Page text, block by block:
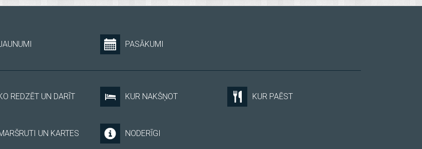
PASĀKUMI
REDZĒT UN DARĪT KUR NAKŠŅOT KUR PAĒST
UN KARTES NODERĪGI